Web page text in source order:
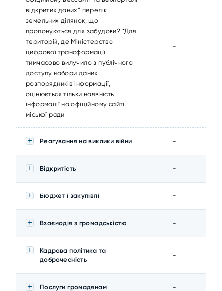
відкритих даних* перелік
земельних ділянок, що
пропонуються для забудови? *Для
територій, де Міністерство
цифрової трансформації
тимчасово вилучило з публічного
доступу набори даних
розпорядників інформації,
оцінюється тільки наявність
інформації на офіційному сайті
міської ради
-
Реагування на виклики війни -
Відкритість -
Бюджет і закупівлі -
Взаємодія з громадськістю -
Кадрова політика та
доброчесність
-
Послуги громадянам -